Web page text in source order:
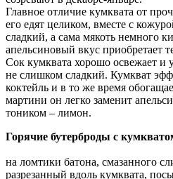
Главное отличие кумквата от
его едят целиком, вместе с
сладкий, а сама мякоть немного
апельсиновый вкус приобретает
Сок кумквата хорошо освежает и
не слишком сладкий. Кумкват
коктейль и в то же время
мартини он легко заменит
тоником – лимон.
Горячие бутерброды с
на ломтики батона, смазанного
разрезанный вдоль кумквата,